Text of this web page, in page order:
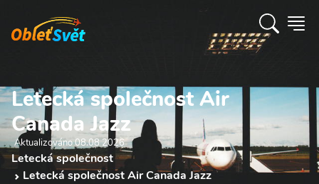
Letecká společnost Air
Canada Jazz
Aktualizováno 08.08 2026
Letecká společnost
Letecká společnost Air Canada Jazz